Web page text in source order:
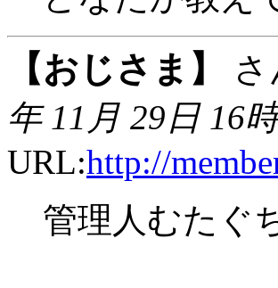
【おじさま】
年 11月 29日 16
URL:http://
管理人むたぐ